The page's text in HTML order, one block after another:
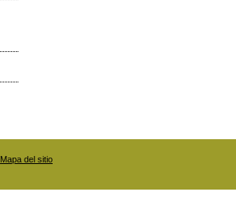
Mapa del sitio